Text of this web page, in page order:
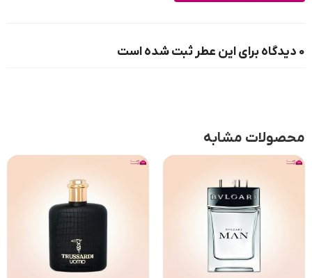
0 دیدگاه برای این عطر ثبت شده است
محصولات مشابه